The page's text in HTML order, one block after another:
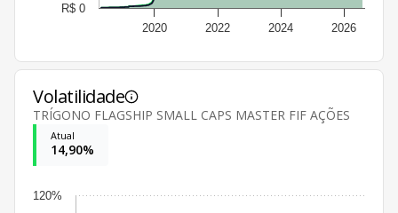
2020 2022 2024 2026
R$ 0
Volatilidade
TRÍGONO FLAGSHIP SMALL CAPS MASTER FIF AÇÕES
Atual
14,90%
120%